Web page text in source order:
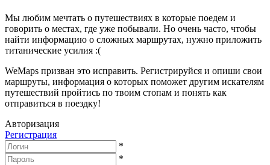
Мы любим мечтать о путешествиях в которые поедем и
говорить о местах, где уже побывали. Но очень часто, чтобы
найти информацию о сложных маршрутах, нужно приложить
титанические усилия :(
WeMaps призван это исправить. Регистрируйся и опиши свои
маршруты, информация о которых поможет другим искателям
путешествий пройтись по твоим стопам и понять как
отправиться в поездку!
Авторизация
Регистрация
*
*